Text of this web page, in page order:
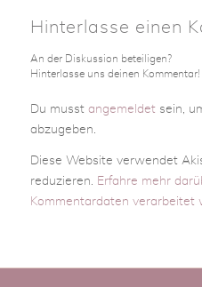
Hinterlasse einen
An der Diskussion beteiligen?
Hinterlasse uns deinen Kommentar!
Du musst angemeldetsein,
abzugeben.
Diese Website verwendet
reduzieren.
Erfahre mehr
Kommentardaten verarbeitet